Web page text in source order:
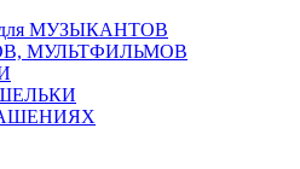
МУЗЫКАНТОВ
МУЛЬТФИЛЬМОВ